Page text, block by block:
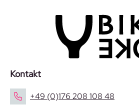
Kontakt
+49 (0)176 208 108 48